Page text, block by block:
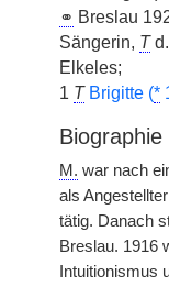
⚭ Breslau
Sängerin, Td.
Elkeles;
1 T Brigitte (*
Biographie
M. war nach
als
tätig. Danach
Breslau. 1916
Intuitionismus